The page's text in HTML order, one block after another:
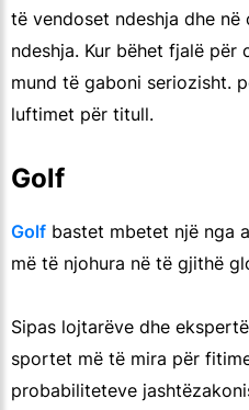
të vendoset ndeshja dhe
ndeshja. Kur bëhet fjalë
mund të gaboni seriozisht.
luftimet për titull.
Golf
Golf bastet mbetet një nga
më të njohura në të gjithë
Sipas lojtarëve dhe
sportet më të mira për
probabiliteteve